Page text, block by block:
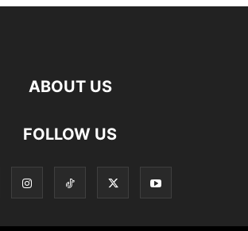
ABOUT US
FOLLOW US